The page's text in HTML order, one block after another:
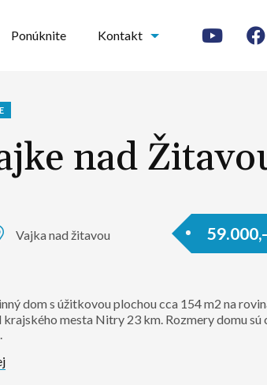
Ponúknite Kontakt
nad
Vajka nad žitavou
dom s úžitkovou plochou cca 154 m2 na
mesta Nitry 23 km. Rozmery domu sú